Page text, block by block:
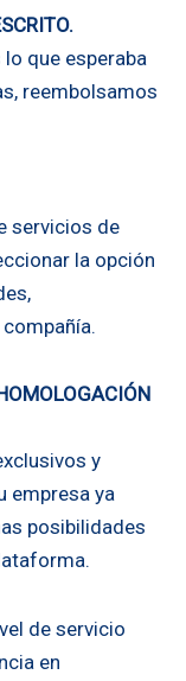
que esperaba
reembolsamos
servicios de
la opción
y
empresa ya
posibilidades
de servicio
en